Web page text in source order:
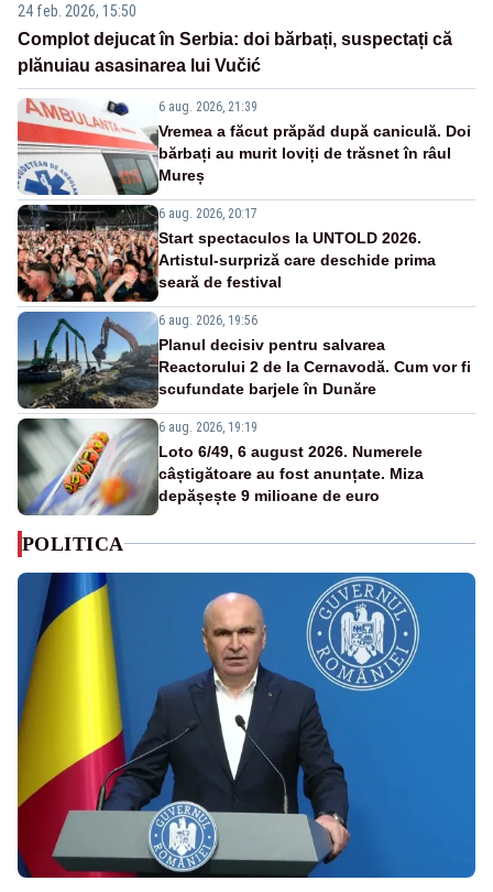
24 feb. 2026, 15:50
Complot dejucat în Serbia: doi bărbați, suspectați că
plănuiau asasinarea lui Vučić
6 aug. 2026, 21:39
Vremea a făcut prăpăd după caniculă. Doi
bărbați au murit loviți de trăsnet în râul
Mureș
6 aug. 2026, 20:17
Start spectaculos la UNTOLD 2026.
Artistul-surpriză care deschide prima
seară de festival
6 aug. 2026, 19:56
Planul decisiv pentru salvarea
Reactorului 2 de la Cernavodă. Cum vor fi
scufundate barjele în Dunăre
6 aug. 2026, 19:19
Loto 6/49, 6 august 2026. Numerele
câștigătoare au fost anunțate. Miza
depășește 9 milioane de euro
POLITICA